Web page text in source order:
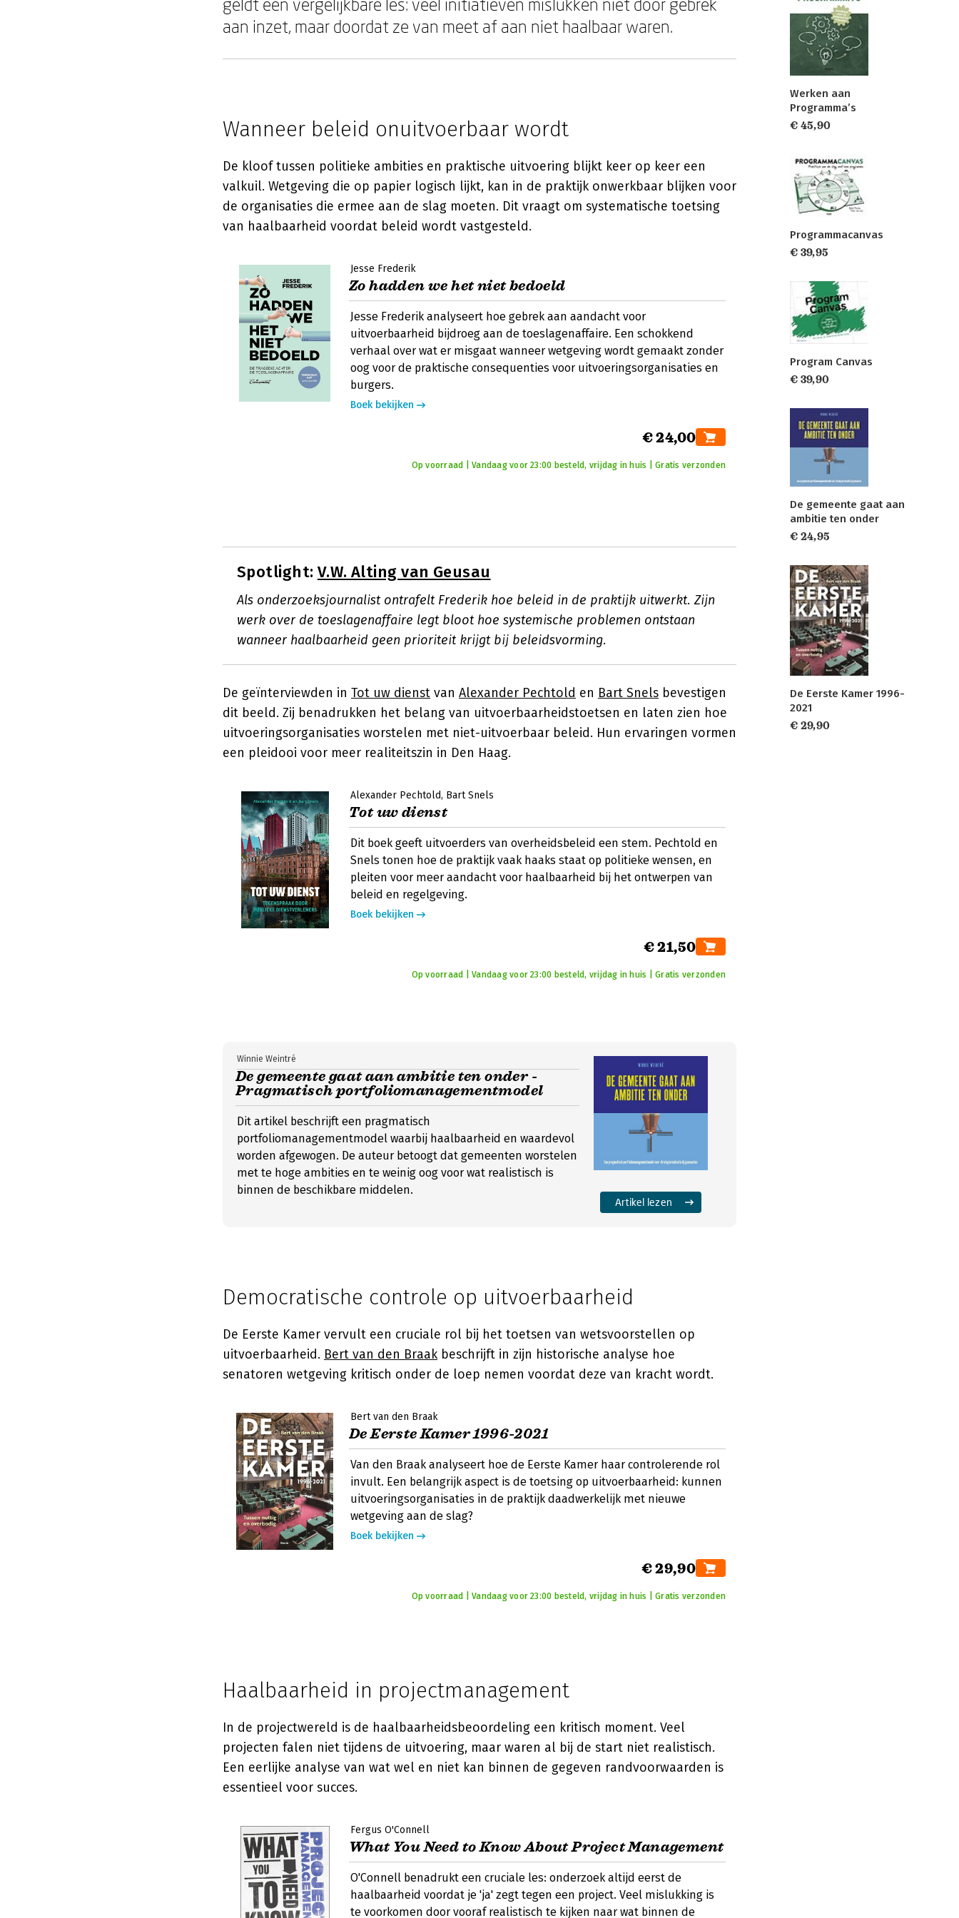
aan inzet, maar doordat ze van meet af aan niet haalbaar waren.
Wanneer beleid onuitvoerbaar wordt
De kloof tussen politieke ambities en praktische uitvoering blijkt keer op keer een
valkuil. Wetgeving die op papier logisch lijkt, kan in de praktijk onwerkbaar blijken voor
de organisaties die ermee aan de slag moeten. Dit vraagt om systematische toetsing
van haalbaarheid voordat beleid wordt vastgesteld.
Jesse Frederik
Zo hadden we het niet bedoeld
Jesse Frederik analyseert hoe gebrek aan aandacht voor
uitvoerbaarheid bijdroeg aan de toeslagenaffaire. Een schokkend
verhaal over wat er misgaat wanneer wetgeving wordt gemaakt zonder
oog voor de praktische consequenties voor uitvoeringsorganisaties en
burgers.
Boek bekijken
€ 24,00
Op voorraad | Vandaag voor 23:00 besteld, vrijdag in huis | Gratis verzonden
Spotlight: V.W. Alting van Geusau
Als onderzoeksjournalist ontrafelt Frederik hoe beleid in de praktijk uitwerkt. Zijn
werk over de toeslagenaffaire legt bloot hoe systemische problemen ontstaan
wanneer haalbaarheid geen prioriteit krijgt bij beleidsvorming.
De geïnterviewden in Tot uw dienst van Alexander Pechtold en Bart Snels bevestigen
dit beeld. Zij benadrukken het belang van uitvoerbaarheidstoetsen en laten zien hoe
uitvoeringsorganisaties worstelen met niet-uitvoerbaar beleid. Hun ervaringen vormen
een pleidooi voor meer realiteitszin in Den Haag.
Alexander Pechtold Bart Snels
Tot uw dienst
Dit boek geeft uitvoerders van overheidsbeleid een stem. Pechtold en
Snels tonen hoe de praktijk vaak haaks staat op politieke wensen, en
pleiten voor meer aandacht voor haalbaarheid bij het ontwerpen van
beleid en regelgeving.
Boek bekijken
€ 21,50
Op voorraad | Vandaag voor 23:00 besteld, vrijdag in huis | Gratis verzonden
De gemeente gaat aan ambitie ten onder -
Pragmatisch portfoliomanagementmodel
Winnie Weintré
Dit artikel beschrijft een pragmatisch
portfoliomanagementmodel waarbij haalbaarheid en waardevol
worden afgewogen. De auteur betoogt dat gemeenten worstelen
met te hoge ambities en te weinig oog voor wat realistisch is
binnen de beschikbare middelen.
Artikel lezen
Democratische controle op uitvoerbaarheid
De Eerste Kamer vervult een cruciale rol bij het toetsen van wetsvoorstellen op
uitvoerbaarheid. Bert van den Braakbeschrijft in zijn historische analyse hoe
senatoren wetgeving kritisch onder de loep nemen voordat deze van kracht wordt.
Bert van den Braak
De Eerste Kamer 1996-2021
Van den Braak analyseert hoe de Eerste Kamer haar controlerende rol
invult. Een belangrijk aspect is de toetsing op uitvoerbaarheid: kunnen
uitvoeringsorganisaties in de praktijk daadwerkelijk met nieuwe
wetgeving aan de slag?
Boek bekijken
€ 29,90
Op voorraad | Vandaag voor 23:00 besteld, vrijdag in huis | Gratis verzonden
Haalbaarheid in projectmanagement
In de projectwereld is de haalbaarheidsbeoordeling een kritisch moment. Veel
projecten falen niet tijdens de uitvoering, maar waren al bij de start niet realistisch.
Een eerlijke analyse van wat wel en niet kan binnen de gegeven randvoorwaarden is
essentieel voor succes.
Fergus O'Connell
What You Need to Know About Project Management
O'Connell benadrukt een cruciale les: onderzoek altijd eerst de
haalbaarheid voordat je 'ja' zegt tegen een project. Veel mislukking is
te voorkomen door vooraf realistisch te kijken naar wat binnen de
Werken aan
Programma’s
€ 45,90
Programmacanvas
€ 39,95
Program Canvas
€ 39,90
De gemeente gaat aan
ambitie ten onder
€ 24,95
De Eerste Kamer 1996-
2021
€ 29,90